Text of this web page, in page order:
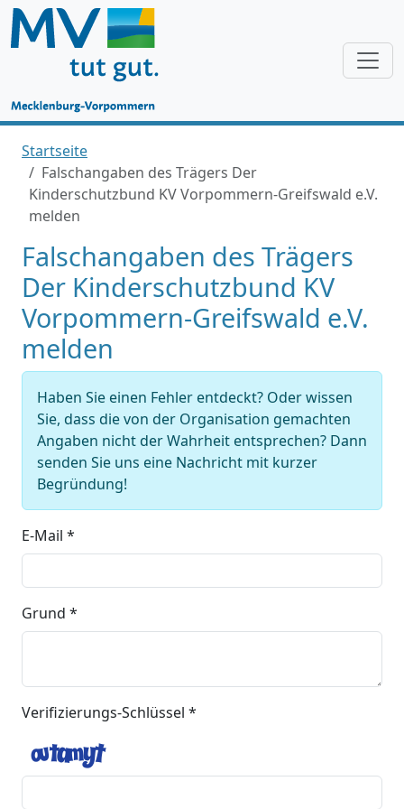
Startseite
Falschangaben des Trägers Der
Kinderschutzbund KV Vorpommern-Greifswald e.V.
melden
Falschangaben des Trägers
Der Kinderschutzbund KV
Vorpommern-Greifswald e.V.
melden
Haben Sie einen Fehler entdeckt? Oder wissen
Sie, dass die von der Organisation gemachten
Angaben nicht der Wahrheit entsprechen? Dann
senden Sie uns eine Nachricht mit kurzer
Begründung!
E-Mail *
Grund *
Verifizierungs-Schlüssel *